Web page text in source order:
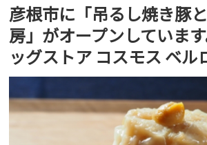
彦根市に「吊るし焼き豚
房」がオープンしていま
ッグストア コスモス ベ